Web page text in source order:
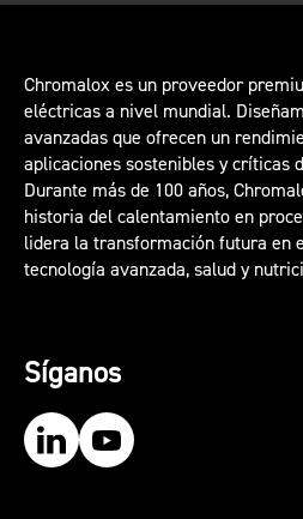
Chromalox es un proveedor
eléctricas a nivel mundial.
avanzadas que ofrecen un
aplicaciones sostenibles y críticas
Durante más de 100 años,
historia del calentamiento en
lidera la transformación futura en
tecnología avanzada, salud y
Síganos
Our LinkedIn Our YouTube